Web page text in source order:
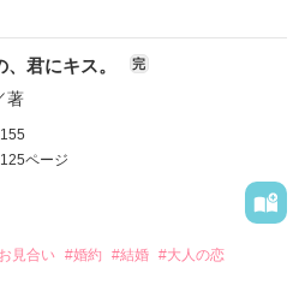
いやられ
った。
勃発。
30歳
、君にキス。 完
著
125ページ
見合い #婚約 #結婚 #大人の恋